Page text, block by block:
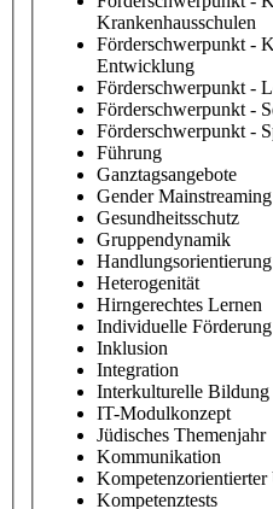
Krankenhausschulen
Förderschwerpunkt -
Entwicklung
Förderschwerpunkt -
Förderschwerpunkt -
Förderschwerpunkt -
Führung
Ganztagsangebote
Gender Mainstreaming
Gesundheitsschutz
Gruppendynamik
Handlungsorientierung
Heterogenität
Hirngerechtes Lernen
Individuelle Förderung
Inklusion
Integration
Interkulturelle Bildung
IT-Modulkonzept
Jüdisches Themenjahr
Kommunikation
Kompetenztests